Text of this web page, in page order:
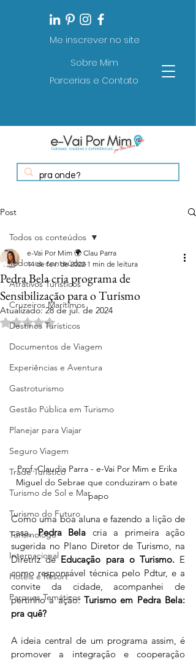
Me inscrever no site
Sobre Mim
Parcerias e Contato
Post
Todos os conteúdos
Atrativos Turísticos
Cruzeiros Marítimos
Destinos Turísticos
Documentos de Viagem
Experiências e Aventura
Gastroturismo
Gestão Pública em Turismo
Planejar para Viajar
Seguro Viagem
Trade Turístico
Turismo de Sol e Mar
Turismo do Futuro
Turismologo
Internacional
Hotéis e Resort
Parques Temáticos
Todos os conteúdos
Pedra Bela cria programa de
Sensibilização para o Turismo
e-Vai Por Mim 🌍 Clau Parra
14 de fev. de 2022 1 min de leitura
Atualizado:28 de jul. de 2024
Avaliado com NaN de 5 estrelas.
Prof. Claudia Parra - e-Vai Por Mim e Erika
Miguel do Sebrae que conduziram o bate
papo
Como uma boa aluna e fazendo a lição de
casa, Pedra Bela cria a primeira ação
sugerida no Plano Diretor de Turismo, na
Diretriz de Educação para o Turismo. E
como responsável técnica pelo Pdtur, e a
convite da cidade, acompanhei de
pertinho a ação: Turismo em Pedra Bela:
pra quê?
A ideia central de um programa assim, é
promover a integração e cooperação